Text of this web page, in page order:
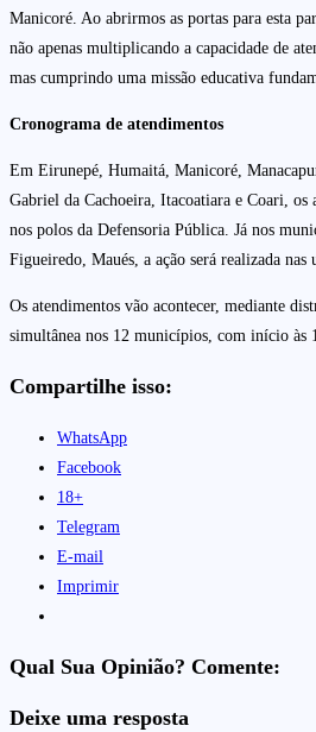
Manicoré. Ao abrirmos as portas para esta
não apenas multiplicando a capacidade de
mas cumprindo uma missão educativa
Cronograma de atendimentos
Em Eirunepé, Humaitá, Manicoré,
Gabriel da Cachoeira, Itacoatiara e Coari, os
nos polos da Defensoria Pública. Já nos
Figueiredo, Maués, a ação será realizada nas
Os atendimentos vão acontecer, mediante
simultânea nos 12 municípios, com início às
Compartilhe isso:
WhatsApp
Facebook
18+
Telegram
E-mail
Imprimir
Qual Sua Opinião? Comente:
Deixe uma resposta